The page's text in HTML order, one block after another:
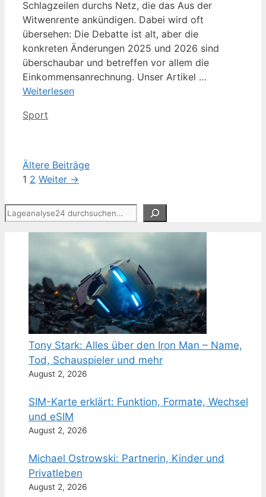
Schlagzeilen durchs Netz, die das Aus der
Witwenrente ankündigen. Dabei wird oft
übersehen: Die Debatte ist alt, aber die
konkreten Änderungen 2025 und 2026 sind
überschaubar und betreffen vor allem die
Einkommensanrechnung. Unser Artikel …
Weiterlesen
Kategorien
Sport
Ältere Beiträge
Seite
1 Seite
2 Weiter →
Suchen
Tony Stark: Alles über den Iron Man – Name,
Tod, Schauspieler und mehr
August 2, 2026
SIM-Karte erklärt: Funktion, Formate, Wechsel
und eSIM
August 2, 2026
Michael Ostrowski: Partnerin, Kinder und
Privatleben
August 2, 2026